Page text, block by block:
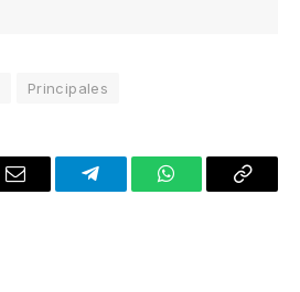
Principales
Email TelegramWhatsAppCopy